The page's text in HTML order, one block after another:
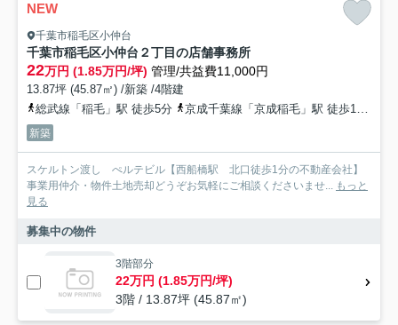
NEW
千葉市稲毛区小仲台
千葉市稲毛区小仲台２丁目の店舗事務所
22万円 (1.85万円/坪) 管理/共益費11,000円
13.87坪 (45.87㎡) /新築 /4階建
総武線「稲毛」駅 徒歩5分
京成千葉線「京成稲毛」駅 徒歩14分
新築
スケルトン渡し ぺルテビル【西船橋駅 北口徒歩1分の不動産会社】
事業用仲介・物件土地売却どうぞお気軽にご相談くださいませ... もっと
見る
募集中の物件
3階部分
22万円 (1.85万円/坪)
3階 / 13.87坪 (45.87㎡)